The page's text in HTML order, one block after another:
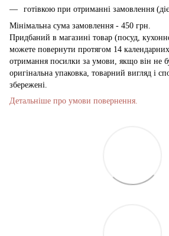
готівкою при отриманні замовлення
Мінімальна сума замовлення - 450 грн.
Придбаний в магазині товар (посуд,
можете повернути протягом 14
отримання посилки за умови, якщо він не
оригінальна упаковка, товарний вигляд і
збережені.
Детальніше про умови повернення.